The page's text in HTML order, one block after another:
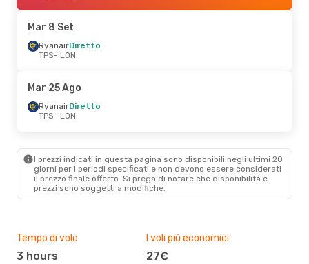
LON- TPS
Mar 22 Set- Mar 29 Set
Ryanair Diretto
LON- TPS
- LON
Ryanair Diretto
LON- TPS
Mar 8 Set
RyanairDiretto
TPS- LON
Mar 25 Ago
RyanairDiretto
TPS- LON
I prezzi indicati in questa pagina sono disponibili negli ultimi 20
giorni per i periodi specificati e non devono essere considerati
il ​​prezzo finale offerto. Si prega di notare che disponibilità e
prezzi sono soggetti a modifiche.
Tempo di volo
3 hours
I voli più economici
27€